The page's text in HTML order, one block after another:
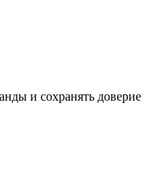
и сохранять доверие